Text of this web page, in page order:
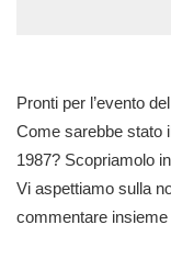
Pronti per l’evento
Come sarebbe stato
1987? Scopriamolo
Vi aspettiamo sulla
commentare